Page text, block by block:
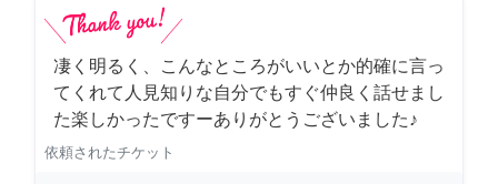
凄く明るく、こんなところがいいとか的確に言っ
てくれて人見知りな自分でもすぐ仲良く話せまし
た楽しかったですーありがとうございました♪
依頼されたチケット